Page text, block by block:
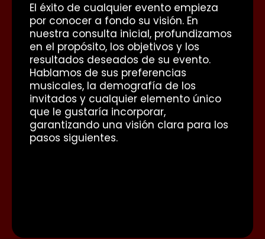
El éxito de cualquier evento empieza
por conocer a fondo su visión. En
nuestra consulta inicial, profundizamos
en el propósito, los objetivos y los
resultados deseados de su evento.
Hablamos de sus preferencias
musicales, la demografía de los
invitados y cualquier elemento único
que le gustaría incorporar,
garantizando una visión clara para los
pasos siguientes.